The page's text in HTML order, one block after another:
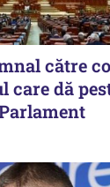
către
care dă